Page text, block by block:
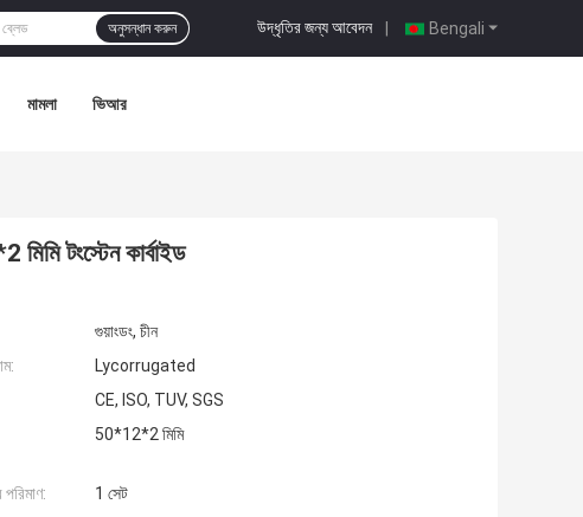
Bengali
উদ্ধৃতির জন্য আবেদন |
অনুসন্ধান করুন
মামলা ভিআর
টংস্টেন কার্বাইড
গুয়াংডং, চীন
Lycorrugated
CE, ISO, TUV, SGS
50*12*2 মিমি
পরিমাণ:
1 সেট